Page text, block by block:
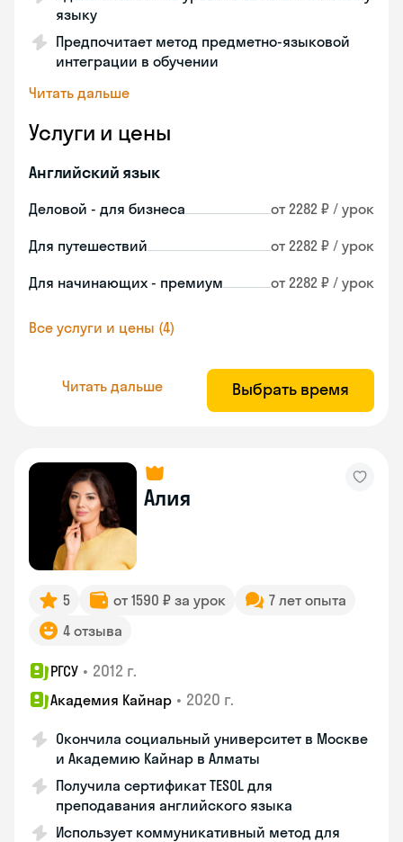
языку
Предпочитает метод предметно-языковой
интеграции в обучении
Читать дальше
Услуги и цены
Английский язык
Деловой - для бизнеса от 2282 ₽ / урок
Для путешествий от 2282 ₽ / урок
Для начинающих - премиум от 2282 ₽ / урок
Все услуги и цены (4)
Читать дальше Выбрать время
Алия
5 от 1590 ₽ за урок
7 лет опыта
4 отзыва
РГСУ • 2012 г.
Академия Кайнар • 2020 г.
Окончила социальный университет в Москве
и Академию Кайнар в Алматы
Получила сертификат TESOL для
преподавания английского языка
Использует коммуникативный метод для